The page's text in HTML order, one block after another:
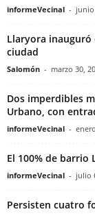
informeVecinal - junio
Llaryora inauguró
ciudad
Salomón - marzo 30,
Dos imperdibles
Urbano, con
informeVecinal -
El 100% de
informeVecinal - julio
Persisten cuatro